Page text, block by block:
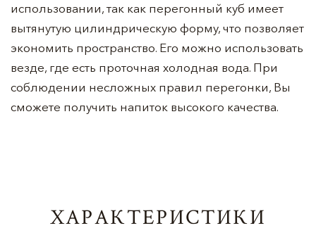
использовании, так как перегонный куб имеет
вытянутую цилиндрическую форму, что позволяет
экономить пространство. Его можно использовать
везде, где есть проточная холодная вода. При
соблюдении несложных правил перегонки, Вы
сможете получить напиток высокого качества.
ХАРАКТЕРИСТИКИ